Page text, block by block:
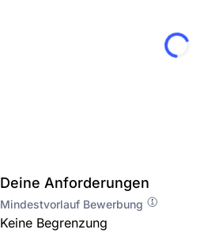
Deine Anforderungen
Mindestvorlauf Bewerbung
Keine Begrenzung